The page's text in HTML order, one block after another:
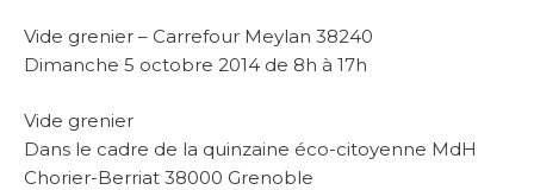
Vide grenier – Carrefour Meylan 38240
Dimanche 5 octobre 2014 de 8h à 17h
Vide grenier
Dans le cadre de la quinzaine éco-citoyenne MdH
Chorier-Berriat 38000 Grenoble